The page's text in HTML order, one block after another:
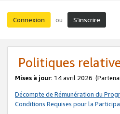
Connexion ou S’inscrire
Politiques
Mises à jour: 14 avril 2026
Décompte de Rémunération du
Conditions Requises pour la